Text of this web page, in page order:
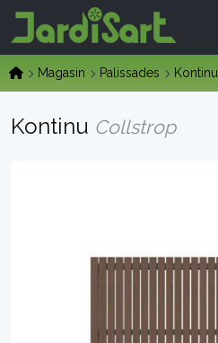
Magasin Palissades Kontinu
Kontinu Collstrop